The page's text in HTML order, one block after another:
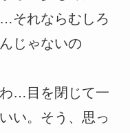
それならむしろ
じゃないの
…目を閉じて一
い。そう、思っ